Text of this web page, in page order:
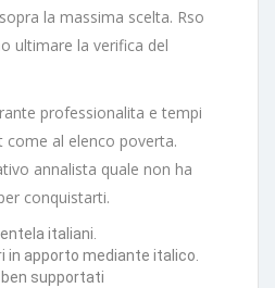
la massima scelta. Rso
ultimare la verifica del
professionalita e tempi
come al elenco poverta.
annalista quale non ha
conquistarti.
italiani.
apporto mediante italico.
supportati